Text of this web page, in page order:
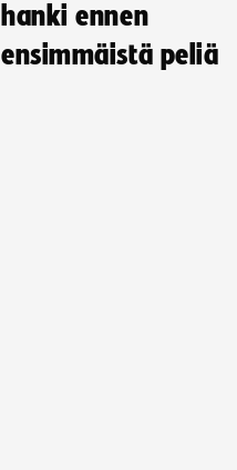
hanki ennen
ensimmäistä peliä